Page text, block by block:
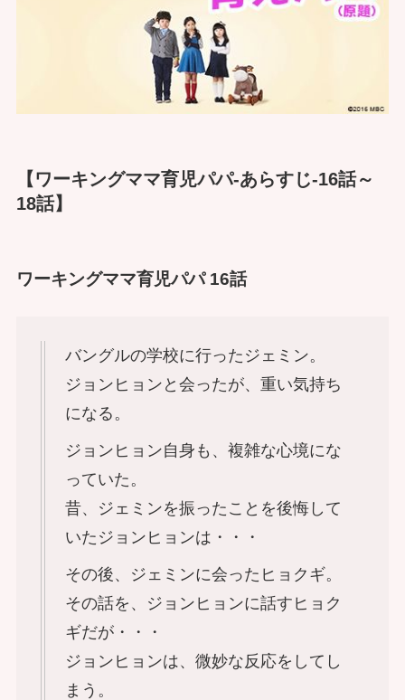
【ワーキングママ育児パパ-あらすじ-16話～
18話】
ワーキングママ育児パパ 16話
バングルの学校に行ったジェミン。
ジョンヒョンと会ったが、重い気持ち
になる。
ジョンヒョン自身も、複雑な心境にな
っていた。
昔、ジェミンを振ったことを後悔して
いたジョンヒョンは・・・
その後、ジェミンに会ったヒョクギ。
その話を、ジョンヒョンに話すヒョク
ギだが・・・
ジョンヒョンは、微妙な反応をしてし
まう。